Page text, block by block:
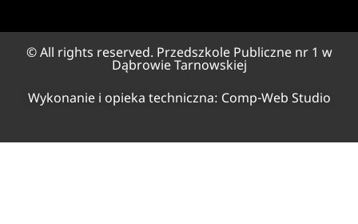
© All rights reserved. Przedszkole Publiczne nr 1 w
Dąbrowie Tarnowskiej
Wykonanie i opieka techniczna: Comp-Web Studio